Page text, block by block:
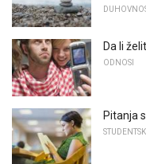
Da li
ODNOSI
Pitanja